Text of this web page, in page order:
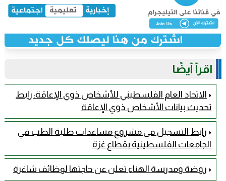
اقرأ أيضًا
الاتحاد العام الفلسطيني للأشخاص ذوي الإعاقة: رابط
تحديث بيانات الأشخاص ذوي الإعاقة
رابط التسجيل في مشروع مساعدات طلبة الطب في
الجامعات الفلسطينية بقطاع غزة
روضة ومدرسة الهناء تعلن عن حاجتها لوظائف شاغرة